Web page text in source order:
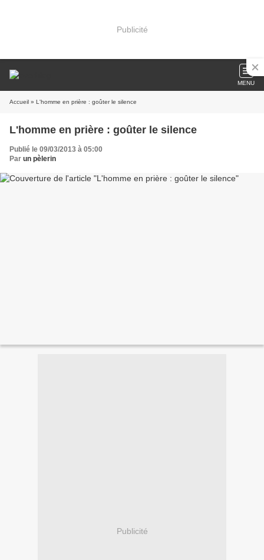
Publicité
MENU
Accueil » L'homme en prière : goûter le silence
L'homme en prière : goûter le silence
Publié le 09/03/2013 à 05:00
Par un pèlerin
Publicité